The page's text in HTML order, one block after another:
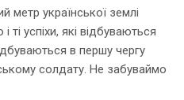
метр української землі
ті успіхи, які відбуваються
в першу чергу
солдату. Не забуваймо